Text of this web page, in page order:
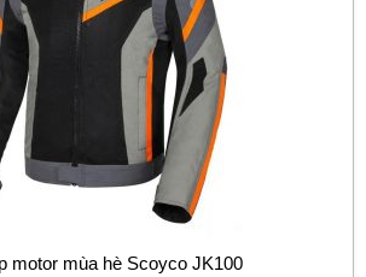
motor mùa hè Scoyco JK100